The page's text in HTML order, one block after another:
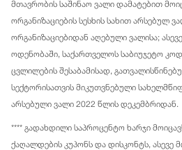
მთავრობის საშინაო ვალი დამატებით
ორგანიზაციების სესხის სახით არსებულ
ორგანიზაციებიდან აღებული ვალისა;
ოდენობაში, საქართველოს საბიუჯეტო
ცვლილების შესაბამისად,
სექტორისათვის მიკუთვნებული
არსებული ვალი 2022 წლის დეკემბრიდან.
**** გადახდილი საპროცენტო ხარჯი
ქაღალდების კუპონს და დისკონტს, ასევე